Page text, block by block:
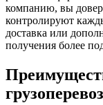
компанию, вы
контролируют
доставка или
получения более